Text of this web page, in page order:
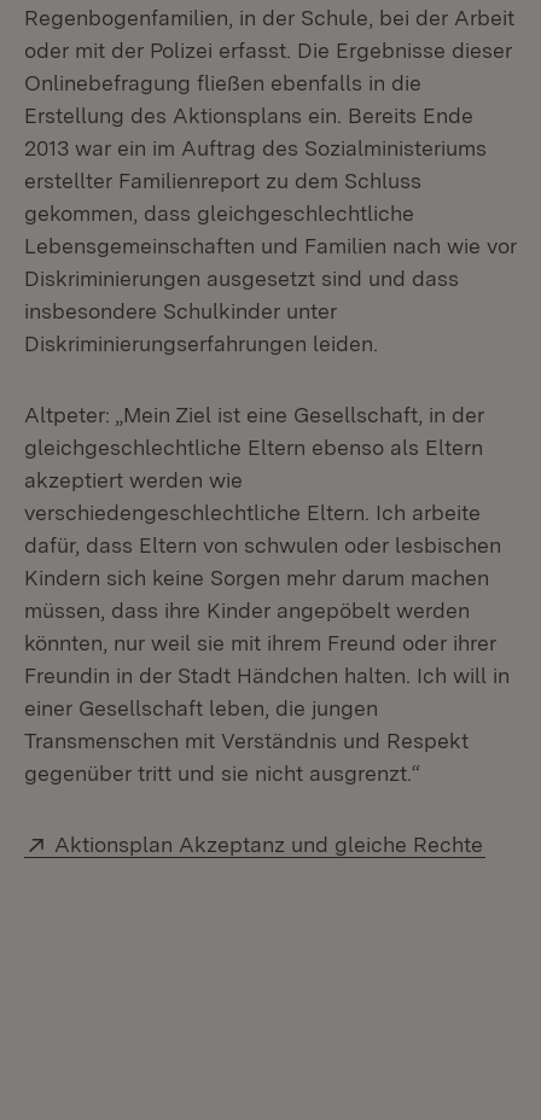
Regenbogenfamilien, in der Schule, bei der Arbeit
oder mit der Polizei erfasst. Die Ergebnisse dieser
Onlinebefragung fließen ebenfalls in die
Erstellung des Aktionsplans ein. Bereits Ende
2013 war ein im Auftrag des Sozialministeriums
erstellter Familienreport zu dem Schluss
gekommen, dass gleichgeschlechtliche
Lebensgemeinschaften und Familien nach wie vor
Diskriminierungen ausgesetzt sind und dass
insbesondere Schulkinder unter
Diskriminierungserfahrungen leiden.
Altpeter: „Mein Ziel ist eine Gesellschaft, in der
gleichgeschlechtliche Eltern ebenso als Eltern
akzeptiert werden wie
verschiedengeschlechtliche Eltern. Ich arbeite
dafür, dass Eltern von schwulen oder lesbischen
Kindern sich keine Sorgen mehr darum machen
müssen, dass ihre Kinder angepöbelt werden
könnten, nur weil sie mit ihrem Freund oder ihrer
Freundin in der Stadt Händchen halten. Ich will in
einer Gesellschaft leben, die jungen
Transmenschen mit Verständnis und Respekt
gegenüber tritt und sie nicht ausgrenzt.“
Extern:
Aktionsplan Akzeptanz und gleiche Rechte